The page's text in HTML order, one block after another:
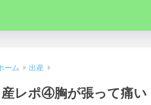
ーム 出産
産レポ④胸が張って痛い